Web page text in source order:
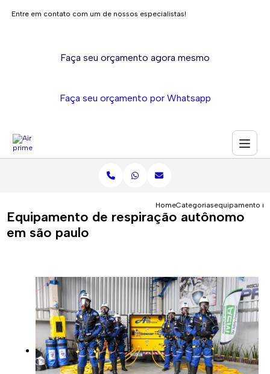
Entre em contato com um de nossos especialistas!
Faça seu orçamento agora mesmo
Faça seu orçamento por Whatsapp
HomeCategoriasequipamento
Equipamento de respiração autônomo
em são paulo